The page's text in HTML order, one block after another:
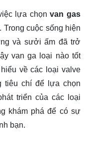
lựa chọnvan gas
cuộc sống hiện
và sưởi ấm đã trở
van ga loại nào tốt
về các loại valve
tiêu chí để lựa chọn
triển của các loại
khám phá để có sự
bạn.